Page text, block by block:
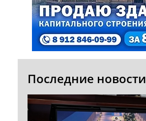
Последние новости